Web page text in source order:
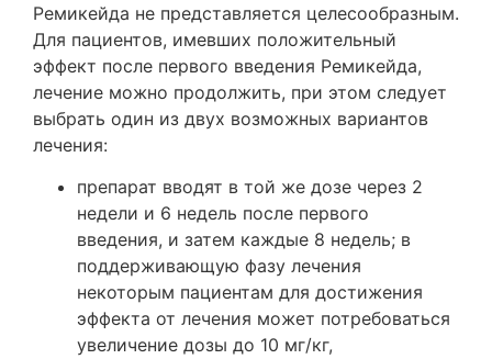
Ремикейда не представляется целесообразным.
Для пациентов, имевших положительный
эффект после первого введения Ремикейда,
лечение можно продолжить, при этом следует
выбрать один из двух возможных вариантов
лечения:
препарат вводят в той же дозе через 2
недели и 6 недель после первого
введения, и затем каждые 8 недель; в
поддерживающую фазу лечения
некоторым пациентам для достижения
эффекта от лечения может потребоваться
увеличение дозы до 10 мг/кг,